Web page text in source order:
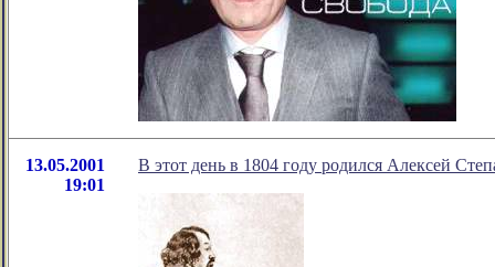
13.05.2001
19:01
В этот день в 1804 году родился Алексей